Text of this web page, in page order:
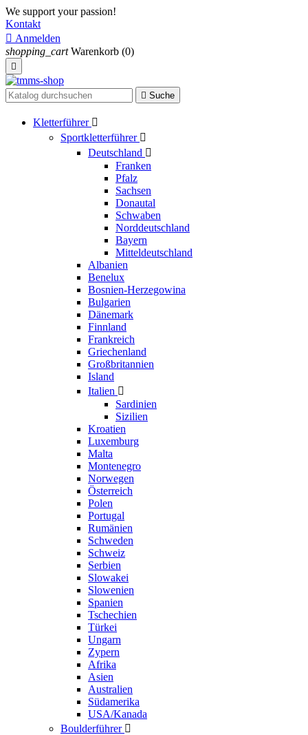
We support your passion!
Kontakt
 Anmelden
shopping_cart Warenkorb (0)

 Suche
Kletterführer 
Sportkletterführer 
Deutschland 
Franken
Pfalz
Sachsen
Donautal
Schwaben
Norddeutschland
Bayern
Mitteldeutschland
Albanien
Benelux
Bosnien-Herzegowina
Bulgarien
Dänemark
Finnland
Frankreich
Griechenland
Großbritannien
Island
Italien 
Sardinien
Sizilien
Kroatien
Luxemburg
Malta
Montenegro
Norwegen
Österreich
Polen
Portugal
Rumänien
Schweden
Schweiz
Serbien
Slowakei
Slowenien
Spanien
Tschechien
Türkei
Ungarn
Zypern
Afrika
Asien
Australien
Südamerika
USA/Kanada
Boulderführer 